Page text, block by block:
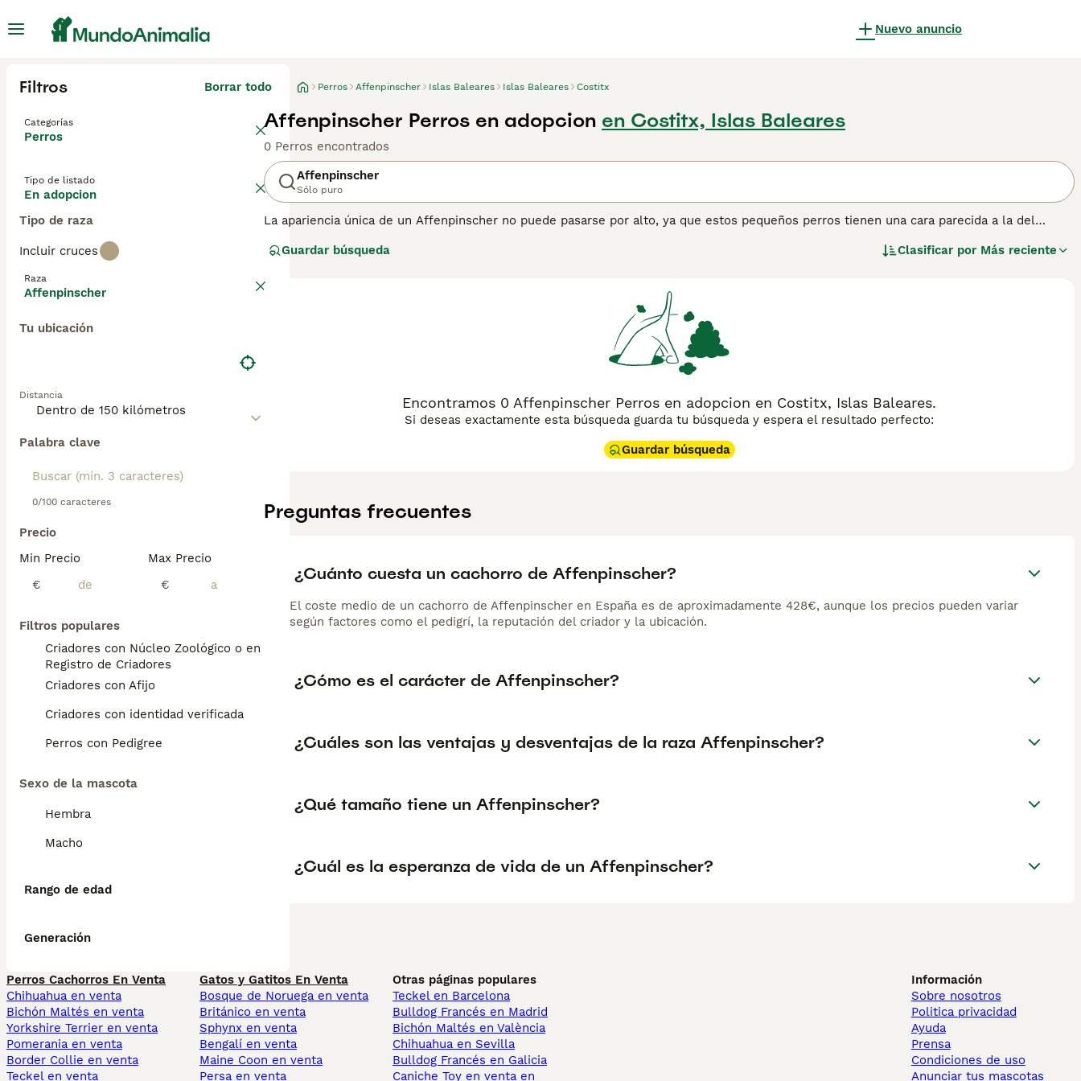
Nuevo anuncio
Filtros Borrar todo
Categorías
Perros
Tipo de listado
En adopcion
Tipo de raza
Incluir cruces
Raza
Affenpinscher
Tu ubicación
Distancia
Palabra clave
0/100 caracteres
Precio
Min Precio
€
Max Precio
€
Filtros populares
Criadores con Núcleo Zoológico o en el
Registro de Criadores
Criadores con Afijo
Criadores con identidad verificada
Perros con Pedigree
Sexo de la mascota
Hembra
Macho
Rango de edad
Generación
Perros Affenpinscher Islas Baleares Islas Baleares Costitx
Affenpinscher Perros en adopcion en Costitx, Islas Baleares
0 Perros encontrados
Affenpinscher
Sólo puro
La apariencia única de un Affenpinscher no puede pasarse por alto, ya que estos pequeños perros tienen una cara parecida a la del
Alemania, pero hoy en día estos pequeños perros han encontrado su camino en otras partes del mundo, incluso aquí en España, donde
para obtener información sobre esta raza de perro.
Guardar búsqueda Clasificar por Más reciente
Encontramos 0 Affenpinscher Perros en adopcion en Costitx, Islas Baleares.
Si deseas exactamente esta búsqueda guarda tu búsqueda y espera el resultado perfecto:
Guardar búsqueda
Preguntas frecuentes
¿Cuánto cuesta un cachorro de Affenpinscher?
El coste medio de un cachorro de Affenpinscher en España es de aproximadamente 428€, aunque los precios pueden variar
según factores como el pedigrí, la reputación del criador y la ubicación.
¿Cómo es el carácter de Affenpinscher?
¿Cuáles son las ventajas y desventajas de la raza Affenpinscher?
¿Qué tamaño tiene un Affenpinscher?
¿Cuál es la esperanza de vida de un Affenpinscher?
Perros Cachorros En Venta
Chihuahua en venta
Bichón Maltés en venta
Yorkshire Terrier en venta
Pomerania en venta
Border Collie en venta
Teckel en venta
Gatos y Gatitos En Venta
Bosque de Noruega en venta
Británico en venta
Sphynx en venta
Bengalí en venta
Maine Coon en venta
Persa en venta
Otras páginas populares
Teckel en Barcelona
Bulldog Francés en Madrid
Bichón Maltés en València
Chihuahua en Sevilla
Bulldog Francés en Galicia
Caniche Toy en venta en
Información
Sobre nosotros
Politica privacidad
Ayuda
Prensa
Condiciones de uso
Anunciar tus mascotas